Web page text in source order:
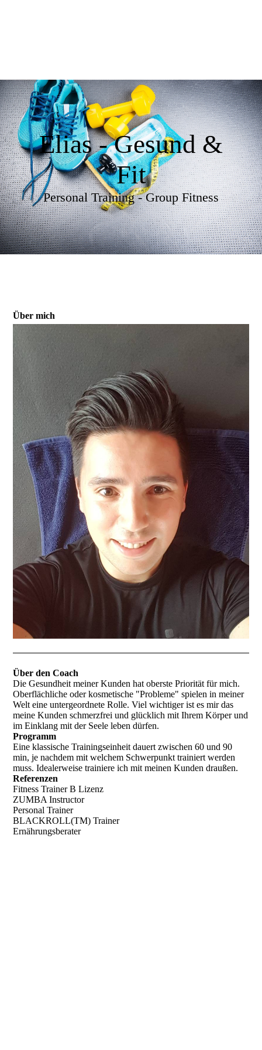
Elias - Gesund &
Fit
Personal Training - Group Fitness
Über mich
Über den Coach
Die Gesundheit meiner Kunden hat oberste Priorität für mich.
Oberflächliche oder kosmetische "Probleme" spielen in meiner
Welt eine untergeordnete Rolle. Viel wichtiger ist es mir das
meine Kunden schmerzfrei und glücklich mit Ihrem Körper und
im Einklang mit der Seele leben dürfen.
Programm
Eine klassische Trainingseinheit dauert zwischen 60 und 90
min, je nachdem mit welchem Schwerpunkt trainiert werden
muss. Idealerweise trainiere ich mit meinen Kunden draußen.
Referenzen
Fitness Trainer B Lizenz
ZUMBA Instructor
Personal Trainer
BLACKROLL(TM) Trainer
Ernährungsberater